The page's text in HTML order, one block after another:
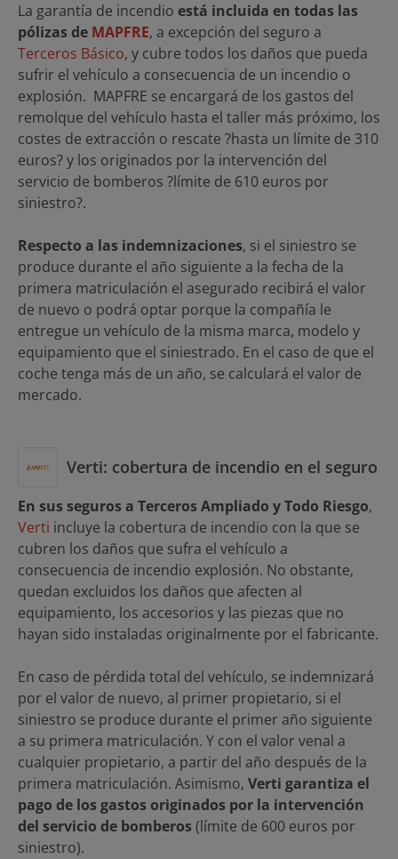
La garantía de incendio está incluida en todas las
pólizas de MAPFRE, a excepción del seguro a
Terceros Básico, y cubre todos los daños que pueda
sufrir el vehículo a consecuencia de un incendio o
explosión. MAPFRE se encargará de los gastos del
remolque del vehículo hasta el taller más próximo, los
costes de extracción o rescate ?hasta un límite de 310
euros? y los originados por la intervención del
servicio de bomberos ?límite de 610 euros por
siniestro?.
Respecto a las indemnizaciones, si el siniestro se
produce durante el año siguiente a la fecha de la
primera matriculación el asegurado recibirá el valor
de nuevo o podrá optar porque la compañía le
entregue un vehículo de la misma marca, modelo y
equipamiento que el siniestrado. En el caso de que el
coche tenga más de un año, se calculará el valor de
mercado.
Verti: cobertura de incendio en el seguro
En sus seguros a Terceros Ampliado y Todo Riesgo,
Verti incluye la cobertura de incendio con la que se
cubren los daños que sufra el vehículo a
consecuencia de incendio explosión. No obstante,
quedan excluidos los daños que afecten al
equipamiento, los accesorios y las piezas que no
hayan sido instaladas originalmente por el fabricante.
En caso de pérdida total del vehículo, se indemnizará
por el valor de nuevo, al primer propietario, si el
siniestro se produce durante el primer año siguiente
a su primera matriculación. Y con el valor venal a
cualquier propietario, a partir del año después de la
primera matriculación. Asimismo, Verti garantiza el
pago de los gastos originados por la intervención
del servicio de bomberos(límite de 600 euros por
siniestro).